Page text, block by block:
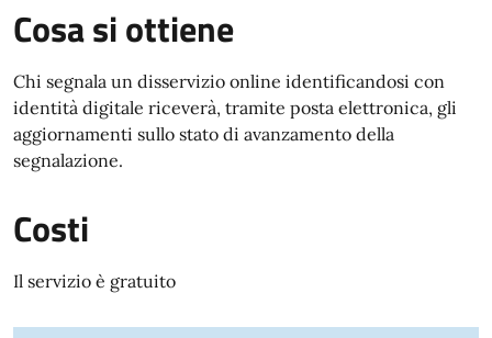
Cosa si ottiene
Chi segnala un disservizio online identificandosi con
identità digitale riceverà, tramite posta elettronica, gli
aggiornamenti sullo stato di avanzamento della
segnalazione.
Costi
Il servizio è gratuito